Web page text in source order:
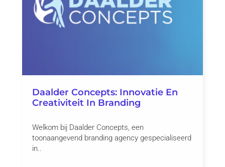
Daalder Concepts: Innovatie En
Creativiteit In Branding
Welkom bij Daalder Concepts, een
toonaangevend branding agency gespecialiseerd
in..